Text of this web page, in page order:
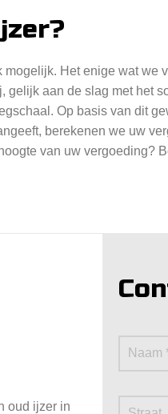
Het enige wat we
gelijk aan de slag met het
Op basis van dit
berekenen we uw
van uw vergoeding?
oud ijzer in